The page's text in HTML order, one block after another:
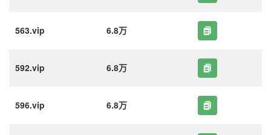
563.vip 6.8万
592.vip 6.8万
596.vip 6.8万